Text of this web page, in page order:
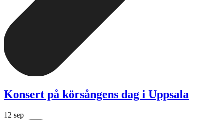
Konsert på körsångens dag i Uppsala
12 sep